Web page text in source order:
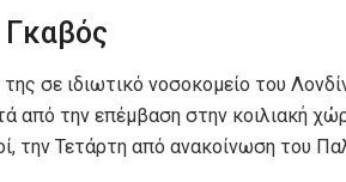
Γκαβός
σε ιδιωτικό νοσοκομείο του
από την επέμβαση στην κοιλιακή
την Τετάρτη από ανακοίνωση του